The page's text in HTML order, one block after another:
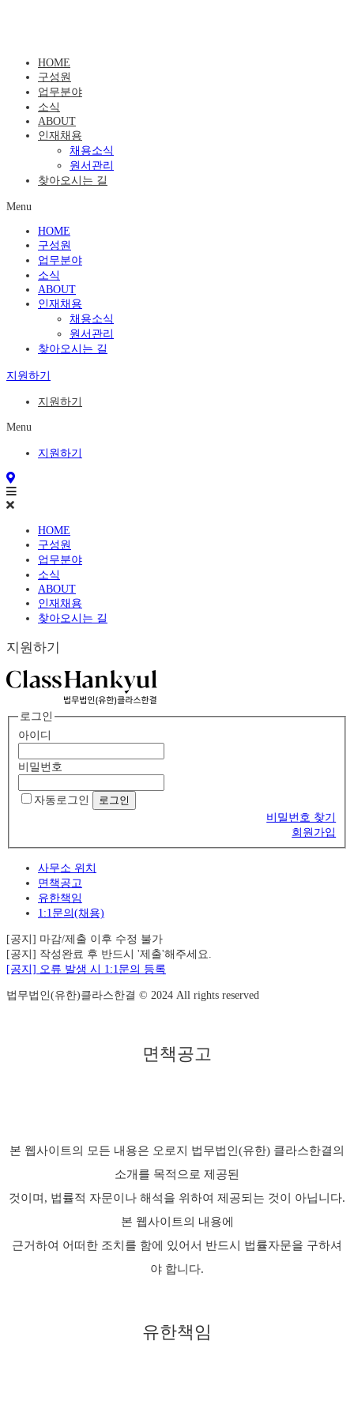
HOME
구성원
업무분야
소식
ABOUT
인재채용
채용소식
원서관리
찾아오시는 길
Menu
HOME
구성원
업무분야
소식
ABOUT
인재채용
채용소식
원서관리
찾아오시는 길
지원하기
지원하기
Menu
지원하기
HOME
구성원
업무분야
소식
ABOUT
인재채용
찾아오시는 길
지원하기
로그인
아이디
비밀번호
자동로그인
비밀번호 찾기
회원가입
사무소 위치
면책공고
유한책임
1:1문의(채용)
[공지] 마감/제출 이후 수정 불가
[공지] 작성완료 후 반드시 '제출'해주세요.
[공지] 오류 발생 시 1:1문의 등록
법무법인(유한)클라스한결 © 2024 All rights reserved
면책공고
본 웹사이트의 모든 내용은 오로지 법무법인(유한) 클라스한결의
소개를 목적으로 제공된
것이며, 법률적 자문이나 해석을 위하여 제공되는 것이 아닙니다.
본 웹사이트의 내용에
근거하여 어떠한 조치를 함에 있어서 반드시 법률자문을 구하셔
야 합니다.
유한책임